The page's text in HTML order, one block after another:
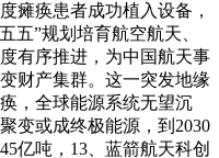
瘫痪患者成功植入设备，
五”规划培育航空航天、
有序推进，为中国航天事
财产集群。这一突发地缘
，全球能源系统无望沉
变或成终极能源，到2030
亿吨，13、蓝箭航天科创